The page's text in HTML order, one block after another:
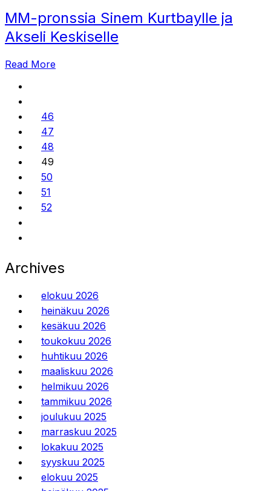
MM-pronssia Sinem Kurtbaylle ja
Akseli Keskiselle
Read More
46
47
48
49
50
51
52
Archives
elokuu 2026
heinäkuu 2026
kesäkuu 2026
toukokuu 2026
huhtikuu 2026
maaliskuu 2026
helmikuu 2026
tammikuu 2026
joulukuu 2025
marraskuu 2025
lokakuu 2025
syyskuu 2025
elokuu 2025